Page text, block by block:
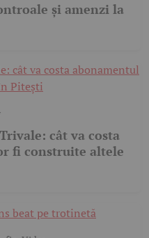
și amenzi la
cât va costa
fi construite altele